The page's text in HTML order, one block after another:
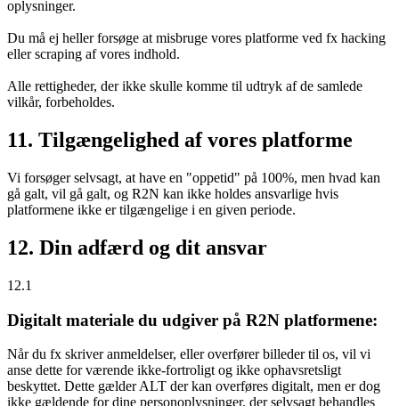
oplysninger.
Du må ej heller forsøge at misbruge vores platforme ved fx hacking
eller scraping af vores indhold.
Alle rettigheder, der ikke skulle komme til udtryk af de samlede
vilkår, forbeholdes.
11. Tilgængelighed af vores platforme
Vi forsøger selvsagt, at have en "oppetid" på 100%, men hvad kan
gå galt, vil gå galt, og R2N kan ikke holdes ansvarlige hvis
platformene ikke er tilgængelige i en given periode.
12. Din adfærd og dit ansvar
12.1
Digitalt materiale du udgiver på R2N platformene:
Når du fx skriver anmeldelser, eller overfører billeder til os, vil vi
anse dette for værende ikke-fortroligt og ikke ophavsretsligt
beskyttet. Dette gælder ALT der kan overføres digitalt, men er dog
ikke gældende for dine personoplysninger, der selvsagt behandles